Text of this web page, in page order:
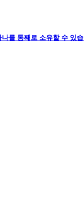
를 통째로 소유할 수 있